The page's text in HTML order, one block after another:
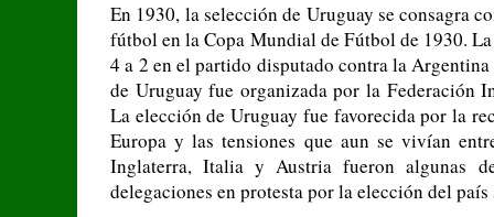
En 1930, la selección de Uruguay se consagra
fútbol en la Copa Mundial de Fútbol de 1930.
4 a 2 en el partido disputado contra la
de Uruguay fue organizada por la Federación
La elección de Uruguay fue favorecida por la
Europa y las tensiones que aun se vivían
Inglaterra, Italia y Austria fueron algunas
delegaciones en protesta por la elección del